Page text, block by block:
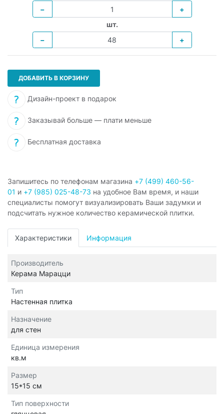
−
+
шт.
−
+
ДОБАВИТЬ В КОРЗИНУ
Дизайн-проект в подарок
Заказывай больше — плати меньше
Бесплатная доставка
Запишитесь по телефонам магазина +7 (499) 460-56-
01 и +7 (985) 025-48-73 на удобное Вам время, и наши
специалисты помогут визуализировать Ваши задумки и
подсчитать нужное количество керамической плитки.
Характеристики Информация
Производитель
Керама Марацци
Тип
Настенная плитка
Назначение
для стен
Единица измерения
кв.м
Размер
15*15 см
Тип поверхности